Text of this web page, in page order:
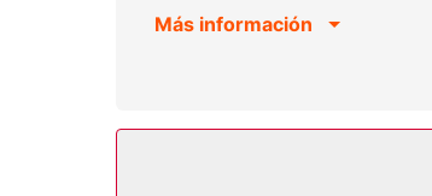
Te sentirás como en tu propia
Con gimnasio y muchas otras
servicios de conserjería.
Más información